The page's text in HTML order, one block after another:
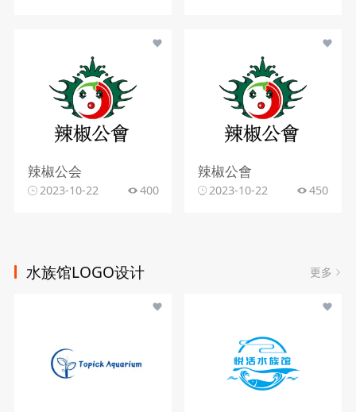
辣椒公会
2023-10-22 400
辣椒公會
2023-10-22 450
水族馆LOGO设计 更多